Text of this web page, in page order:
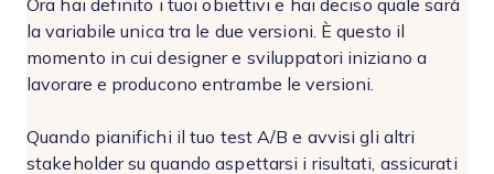
Ora hai definito i tuoi obiettivi e hai deciso quale sarà
la variabile unica tra le due versioni. È questo il
momento in cui designer e sviluppatori iniziano a
lavorare e producono entrambe le versioni.
Quando pianifichi il tuo test A/B e avvisi gli altri
stakeholder su quando aspettarsi i risultati, assicurati